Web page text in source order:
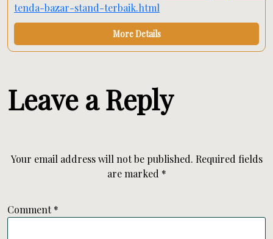
tenda-bazar-stand-terbaik.html
More Details
Leave a Reply
Your email address will not be published. Required fields
are marked *
Comment*